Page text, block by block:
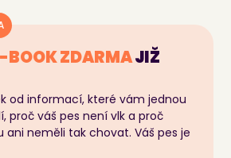
BOOKZDARMAJIŽ
od informací, které vám jednou
proč váš pes není vlk a proč
ani neměli tak chovat. Váš pes je